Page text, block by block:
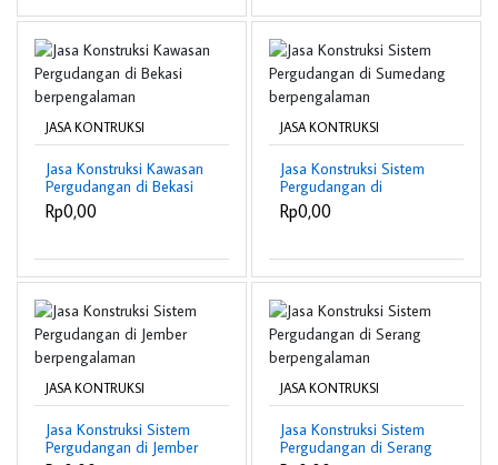
JASA KONTRUKSI
Jasa Konstruksi Kawasan
Pergudangan di Bekasi
berpengalaman
Rp0,00
JASA KONTRUKSI
Jasa Konstruksi Sistem
Pergudangan di
Sumedang
berpengalaman
Rp0,00
JASA KONTRUKSI
Jasa Konstruksi Sistem
Pergudangan di Jember
JASA KONTRUKSI
Jasa Konstruksi Sistem
Pergudangan di Serang